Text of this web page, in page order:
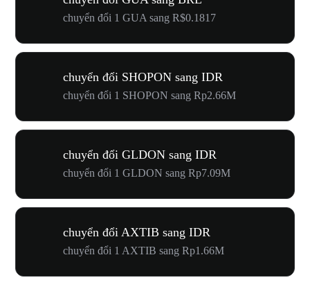
chuyển đổi 1 GUA sang R$0.1817
chuyển đổi SHOPON sang IDR
chuyển đổi 1 SHOPON sang Rp2.66M
chuyển đổi GLDON sang IDR
chuyển đổi 1 GLDON sang Rp7.09M
chuyển đổi AXTIB sang IDR
chuyển đổi 1 AXTIB sang Rp1.66M